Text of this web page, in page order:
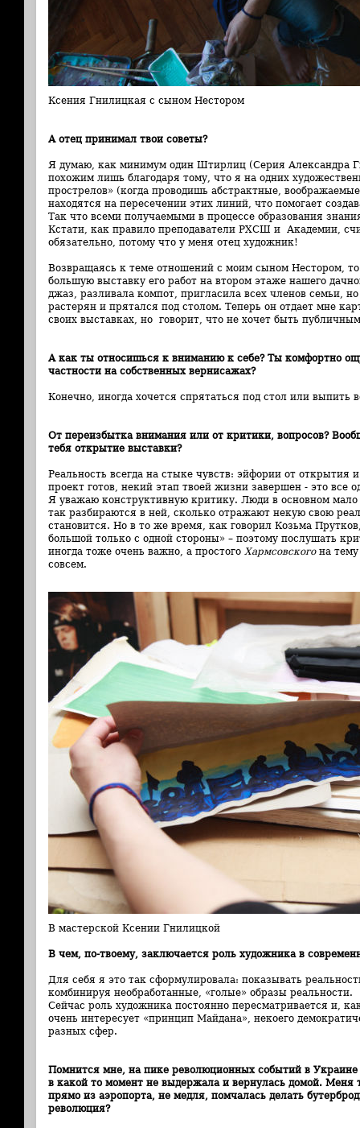
Ксения Гнилицкая с сыном Нестором
А отец принимал твои советы?
Я думаю, как минимум один Штирлиц (Серия Александра
похожим лишь благодаря тому, что я на одних
прострелов» (когда проводишь абстрактные,
находятся на пересечении этих линий, что помогает
Так что всеми получаемыми в процессе образования
Кстати, как правило преподаватели РХСШ и Академии,
обязательно, потому что у меня отец художник!
Возвращаясь к теме отношений с моим сыном Нестором, то
большую выставку его работ на втором этаже нашего
джаз, разливала компот, пригласила всех членов семьи,
растерян и прятался под столом. Теперь он отдает мне
своих выставках, но говорит, что не хочет быть
А как ты относишься к вниманию к себе? Ты комфортно
частности на собственных вернисажах?
Конечно, иногда хочется спрятаться под стол или выпить
От переизбытка внимания или от критики, вопросов?
тебя открытие выставки?
Реальность всегда на стыке чувств: эйфории от открытия
проект готов, некий этап твоей жизни завершен - это все
Я уважаю конструктивную критику. Люди в основном мало
так разбираются в ней, сколько отражают некую свою
становится. Но в то же время, как говорил Козьма
большой только с одной стороны» – поэтому послушать
иногда тоже очень важно, а простого Хармсовскогона тему
совсем.
В мастерской Ксении Гнилицкой
В чем, по-твоему, заключается роль художника в
Для себя я это так сформулировала: показывать
комбинируя необработанные, «голые» образы реальности.
Сейчас роль художника постоянно пересматривается и,
очень интересует «принцип Майдана», некоего
разных сфер.
Помнится мне, на пике революционных событий в
в какой то момент не выдержала и вернулась домой. Меня
прямо из аэропорта, не медля, помчалась делать
революция?